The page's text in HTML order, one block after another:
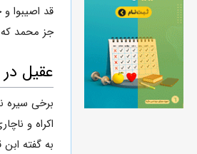
قد اصیبوا و خمسة
جز محمد که
عقیل در
برخی سیره
اکراه و
به گفته